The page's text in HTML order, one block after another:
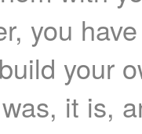
you
your
it is,